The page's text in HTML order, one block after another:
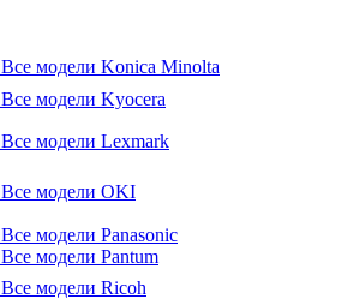
Все модели Konica Minolta
Все модели Kyocera
Все модели Lexmark
Все модели OKI
Все модели Panasonic
Все модели Pantum
Все модели Ricoh